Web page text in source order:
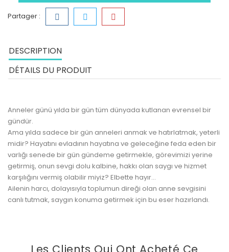
Partager :
DESCRIPTION
DÉTAILS DU PRODUIT
Anneler günü yılda bir gün tüm dünyada kutlanan evrensel bir
gündür.
Ama yılda sadece bir gün anneleri anmak ve hatırlatmak, yeterli
midir? Hayatını evladının hayatına ve geleceğine feda eden bir
varlığı senede bir gün gündeme getirmekle, görevimizi yerine
getirmiş, onun sevgi dolu kalbine, hakkı olan saygı ve hizmet
karşılığını vermiş olabilir miyiz? Elbette hayır...
Ailenin harcı, dolayısıyla toplumun direği olan anne sevgisini
canlı tutmak, saygın konuma getirmek için bu eser hazırlandı.
Les Clients Qui Ont Acheté Ce